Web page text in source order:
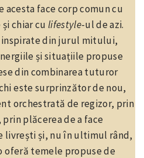
face corp comun cu
chiar cu lifestyle-ul de azi.
din jurul mitului,
și situațiile propuse
din combinarea tuturor
este surprinzător de nou,
orchestrată de regizor, prin
plăcerea de a face
livrești și, nu în ultimul rând,
oferă temele propuse de